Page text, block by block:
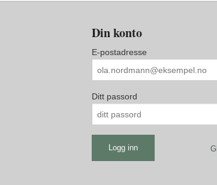
Din konto
E-postadresse
Ditt passord